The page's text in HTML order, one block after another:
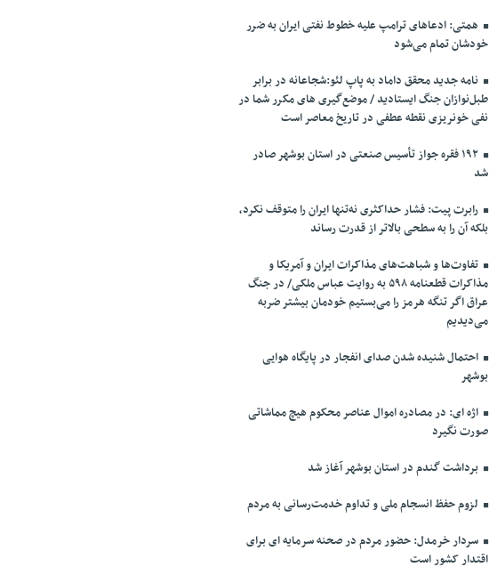
همتی: ادعاهای ترامپ علیه خطوط نفتی ایران به ضرر
خودشان تمام می‌شود
نامه جدید محقق داماد به پاپ لئو:شجاعانه در برابر
طبل‌نوازان جنگ ایستادید / موضع‌گیری های مکرر شما در
نفی خونریزی نقطه عطفی در تاریخ معاصر است
۱۹۲ فقره جواز تأسیس صنعتی در استان بوشهر صادر
شد
رابرت پیت: فشار حداکثری نه‌تنها ایران را متوقف نکرد،
بلکه آن را به سطحی بالاتر از قدرت رساند
تفاوت‌ها و شباهت‌های مذاکرات ایران و آمریکا و
مذاکرات قطعنامه ۵۹۸ به روایت عباس ملکی/ در جنگ
عراق اگر تنگه هرمز را می‌بستیم خودمان بیشتر ضربه
می‌دیدیم
احتمال شنیده شدن صدای انفجار در پایگاه هوایی
بوشهر
اژه ای: در مصادره اموال عناصر محکوم هیچ مماشاتی
صورت نگیرد
برداشت گندم در استان بوشهر آغاز شد
لزوم حفظ انسجام ملی و تداوم خدمت‌رسانی به مردم
سردار خرمدل: حضور مردم در صحنه سرمایه ای برای
اقتدار کشور است